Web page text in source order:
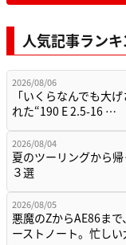
人気記事ラン
2026/08/06
「いくらなんでも大
れた“190 E 2.5-16 …
2026/08/04
夏のツーリングから
３選
2026/08/05
悪魔のZからAE86ま
ーストノート。忙し